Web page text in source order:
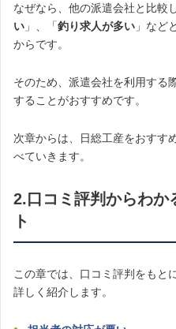
なぜなら、他の派遣会社と比較
い 」、「釣り求人が多い 」など
からです。
そのため、派遣会社を利用する
することがおすすめです。
次章からは、日総工産をおすす
べていきます。
2.口コミ評判からわか
ト
この章では、口コミ評判をもと
詳しく紹介します。